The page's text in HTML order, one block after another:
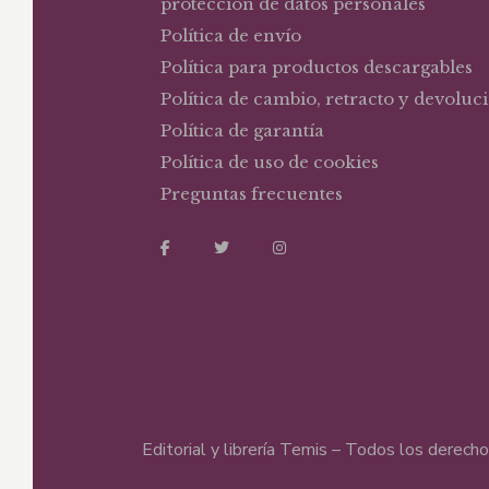
Política de envío
Política para productos descargables
Política de cambio, retracto y
Política de garantía
Política de uso de cookies
Preguntas frecuentes
Editorial y librería Temis – Todos los